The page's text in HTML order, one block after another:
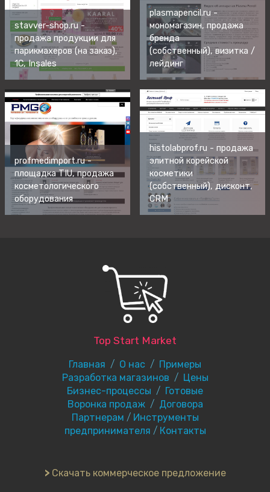
stavver-shop.ru -
продажа продукции для
парикмахеров (на заказ),
1С, Insales
plasmapencil.ru -
мономагазин, продажа
бренда
(собственный), визитка /
лейдинг
profmedimport.ru -
площадка TIU, продажа
косметологического
оборудования
histolabprof.ru - продажа
элитной корейской
косметики
(собственный), дисконт,
CRM
Top Start Market
Главная / О нас / Примеры
Разработка магазинов / Цены
Бизнес-процессы / Готовые
Воронка продаж/ Договора
Партнерам / Инструменты
предпринимателя / Контакты
> Скачать коммерческое предложение